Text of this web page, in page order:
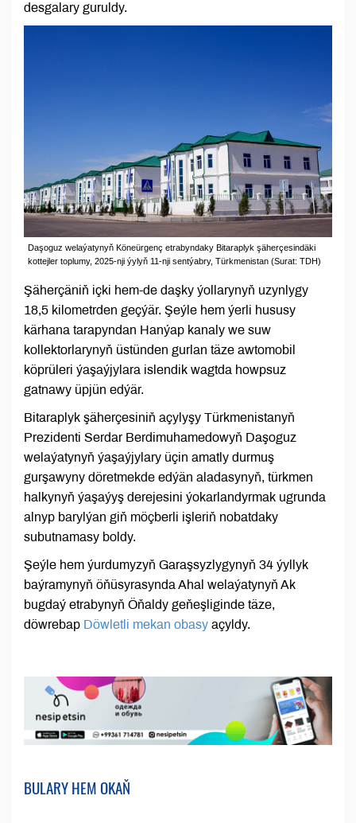
desgalary guruldy.
Daşoguz welaýatynyň Köneürgenç etrabyndaky Bitaraplyk şäherçesindäki
kottejler toplumy, 2025-nji ýylyň 11‑nji sentýabry, Türkmenistan (Surat: TDH)
Şäherçäniň içki hem-de daşky ýollarynyň uzynlygy
18,5 kilometrden geçýär. Şeýle hem ýerli hususy
kärhana tarapyndan Hanýap kanaly we suw
kollektorlarynyň üstünden gurlan täze awtomobil
köprüleri ýaşaýjylara islendik wagtda howpsuz
gatnawy üpjün edýär.
Bitaraplyk şäherçesiniň açylyşy Türkmenistanyň
Prezidenti Serdar Berdimuhamedowyň Daşoguz
welaýatynyň ýaşaýjylary üçin amatly durmuş
gurşawyny döretmekde edýän aladasynyň, türkmen
halkynyň ýaşaýyş derejesini ýokarlandyrmak ugrunda
alnyp barylýan giň möçberli işleriň nobatdaky
subutnamasy boldy.
Şeýle hem ýurdumyzyň Garaşsyzlygynyň 34 ýyllyk
baýramynyň öňüsyrasynda Ahal welaýatynyň Ak
bugdaý etrabynyň Öňaldy geňeşliginde täze,
döwrebap Döwletli mekan obasy açyldy.
BULARY HEM OKAŇ